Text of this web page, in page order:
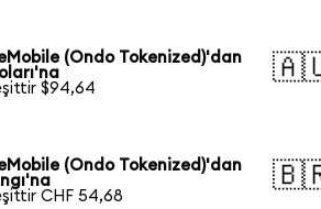
(Ondo Tokenized)'dan
$94,64
(Ondo Tokenized)'dan
CHF 54,68